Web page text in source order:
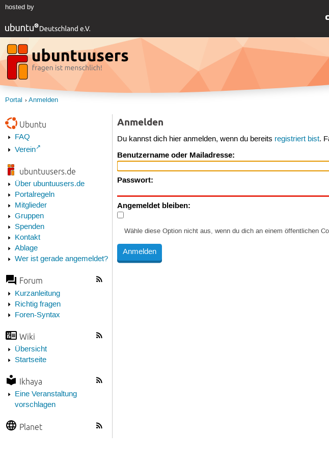
hosted by
Portal Anmelden
Ubuntu
FAQ
Verein
ubuntuusers.de
Über ubuntuusers.de
Portalregeln
Mitglieder
Gruppen
Spenden
Kontakt
Ablage
Wer ist gerade angemeldet?
Forum
Kurzanleitung
Richtig fragen
Foren-Syntax
Wiki
Übersicht
Startseite
Ikhaya
Eine Veranstaltung
vorschlagen
Planet
Anmelden
Du kannst dich hier anmelden, wenn du bereits registriert bist.
Benutzername oder Mailadresse:
Passwort:
Angemeldet bleiben:
Wähle diese Option nicht aus, wenn du dich an einem öffentlichen